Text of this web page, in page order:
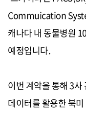
Commuication
캐나다 내 동물병원
예정입니다.
이번 계약을 통해3사
데이터를 활용한 북